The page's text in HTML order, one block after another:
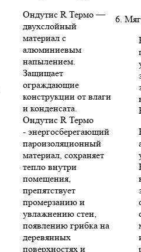
Ондутис R Термо —
двухслойный
материал с
алюминиевым
напылением.
Защищает
ограждающие
конструкции от влаги
и конденсата.
Ондутис R Термо
- энергосберегающий
пароизоляционный
материал, сохраняет
тепло внутри
помещения,
препятствует
промерзанию и
увлажнению стен,
появлению грибка на
деревянных
поверхностях и
6.